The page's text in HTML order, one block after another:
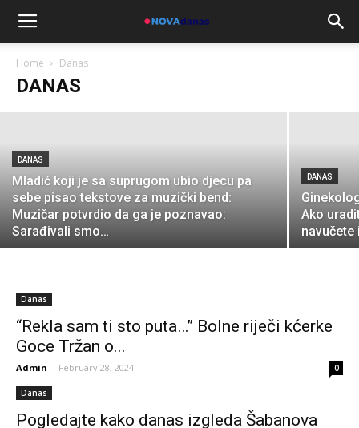
Home Danas
DANAS
Žene rođene na ove datume
predodređene su da prije ili kasnije
postanu bogate! (Foto)
Admin - March 5, 2024
DANAS
Mladić koji je sa suprugom ubio djecu pa
sebe pisao tekstove za muzički bend:
Muzičar potvrdio da ga je poznavao:
Sarađivali smo…
DANAS
Ako
Danas
“Rekla sam ti sto puta…” Bolne riječi kćerke
Goce Tržan o...
Admin - February 28, 2024 0
Danas
Pogledajte kako danas izgleda Šabanova